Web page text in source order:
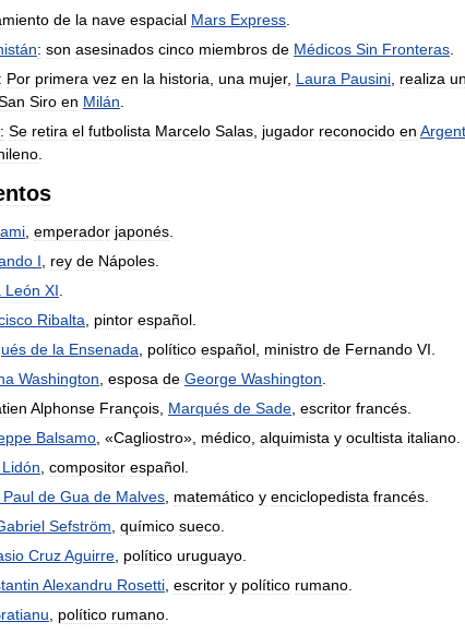
de la nave espacial Mars Express
: son asesinados cinco miembros de Médicos Sin Fronteras
: Por primera vez en la historia una mujer, Laura Pausini realiza un
Siro en Milán
: Se retira el futbolista Marcelo Salas jugador reconocido en
emperador japonés
I rey de Nápoles
León XI
Ribalta pintor español
de la Ensenada político español ministro de Fernando VI
Washington esposa de George Washington
Alphonse François Marqués de Sade escritor francés
Balsamo , «Cagliostro», médico alquimista y ocultista italiano
Lidón compositor español
Paul de Gua de Malves matemático y enciclopedista francés
Sefström químico sueco
CruzAguirre político uruguayo
Alexandru Rosetti escritor y político rumano
político rumano